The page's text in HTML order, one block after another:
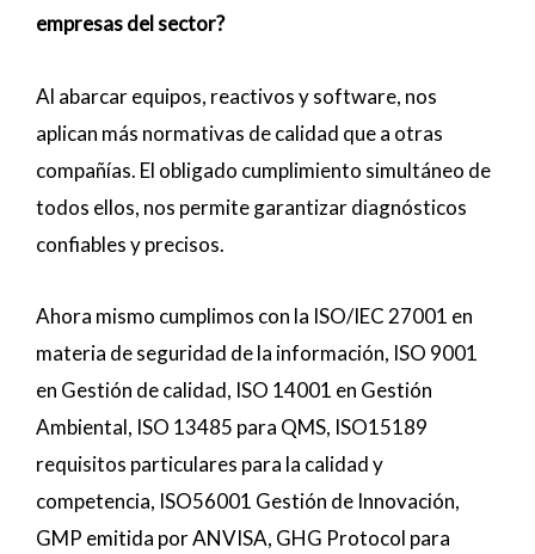
empresas del sector?
Al abarcar equipos, reactivos y software, nos
aplican más normativas de calidad que a otras
compañías. El obligado cumplimiento simultáneo de
todos ellos, nos permite garantizar diagnósticos
confiables y precisos.
Ahora mismo cumplimos con la ISO/IEC 27001 en
materia de seguridad de la información, ISO 9001
en Gestión de calidad, ISO 14001 en Gestión
Ambiental, ISO 13485 para QMS, ISO15189
requisitos particulares para la calidad y
competencia, ISO56001 Gestión de Innovación,
GMP emitida por ANVISA, GHG Protocol para